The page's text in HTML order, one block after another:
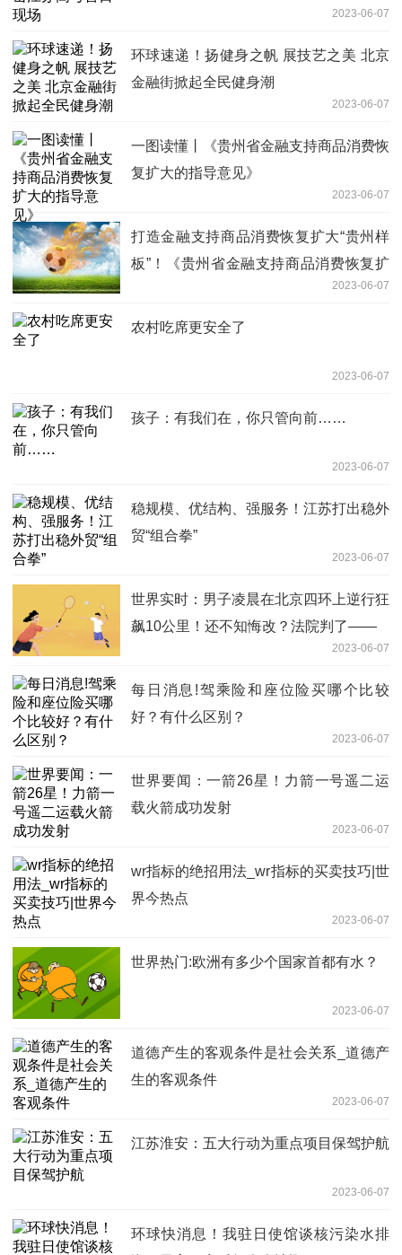
2023-06-07
环球速递！扬健身之帆 展技艺之美 北京
金融街掀起全民健身潮
2023-06-07
一图读懂丨《贵州省金融支持商品消费恢
复扩大的指导意见》
2023-06-07
打造金融支持商品消费恢复扩大“贵州样
板”！《贵州省金融支持商品消费恢复扩
2023-06-07
农村吃席更安全了
2023-06-07
孩子：有我们在，你只管向前……
2023-06-07
稳规模、优结构、强服务！江苏打出稳外
贸“组合拳”
2023-06-07
世界实时：男子凌晨在北京四环上逆行狂
飙10公里！还不知悔改？法院判了——
2023-06-07
每日消息!驾乘险和座位险买哪个比较
好？有什么区别？
2023-06-07
世界要闻：一箭26星！力箭一号遥二运
载火箭成功发射
2023-06-07
wr指标的绝招用法_wr指标的买卖技巧|世
界今热点
2023-06-07
世界热门:欧洲有多少个国家首都有水？
2023-06-07
道德产生的客观条件是社会关系_道德产
生的客观条件
2023-06-07
江苏淮安：五大行动为重点项目保驾护航
2023-06-07
环球快消息！我驻日使馆谈核污染水排